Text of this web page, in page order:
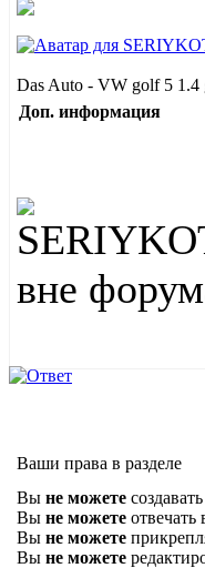
Das Auto - VW golf 5 1.4
Доп. информация
Ваши права в разделе
Вы не можете
Вы не можете отвечать
Вы не можете
Вы не можете